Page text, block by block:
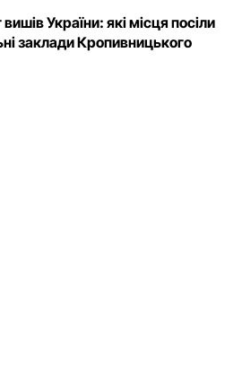
України: які місця посіли
заклади Кропивницького